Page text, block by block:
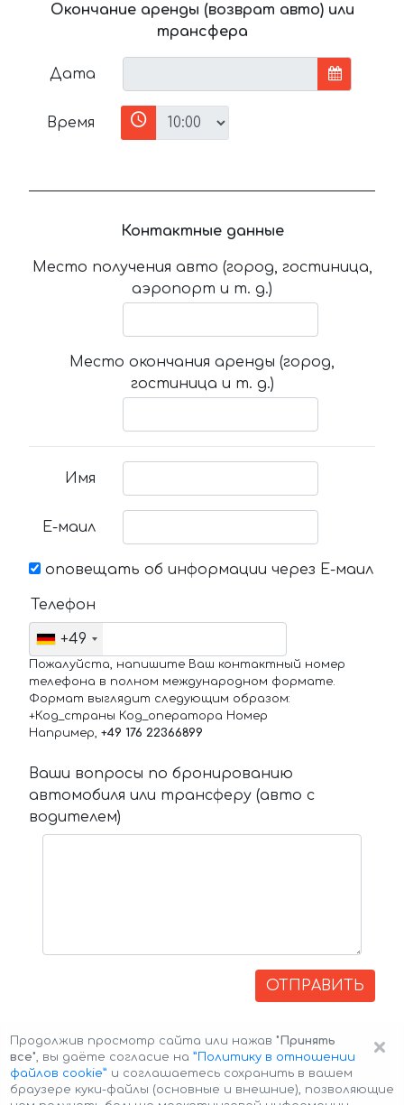
Окончание аренды (возврат авто) или
трансфера
Дата
Время
Контактные данные
Место получения авто (город, гостиница,
аэропорт и т. д.)
Место окончания аренды (город,
гостиница и т. д.)
Имя
Е-маил
оповещать об информации через Е-маил
Телефон
+49
Пожалуйста, напишите Ваш контактный номер
телефона в полном международном формате.
Формат выглядит следующим образом:
+Код_страны Код_оператора Номер
Например, +49 176 22366899
Ваши вопросы по бронированию
автомобиля или трансферу (авто с
водителем)
ОТПРАВИТЬ
×
Продолжив просмотр сайта или нажав "Принять
все", вы даёте согласие на ”Политику в отношении
файлов cookie” и соглашаетесь сохранить в вашем
браузере куки-файлы (основные и внешние), позволяющие